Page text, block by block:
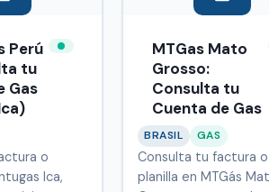
Perú
tu
Gas
o
Ica,
MTGas Mato
Grosso:
Consulta tu
Cuenta de Gas
BRASIL GAS
Consulta tu factura o
planilla en MTGás